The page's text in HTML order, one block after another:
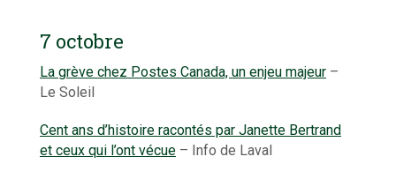
7 octobre
La grève chez Postes Canada, un enjeu majeur –
Le Soleil
Cent ans d’histoire racontés par Janette Bertrand
et ceux qui l’ont vécue – Info de Laval